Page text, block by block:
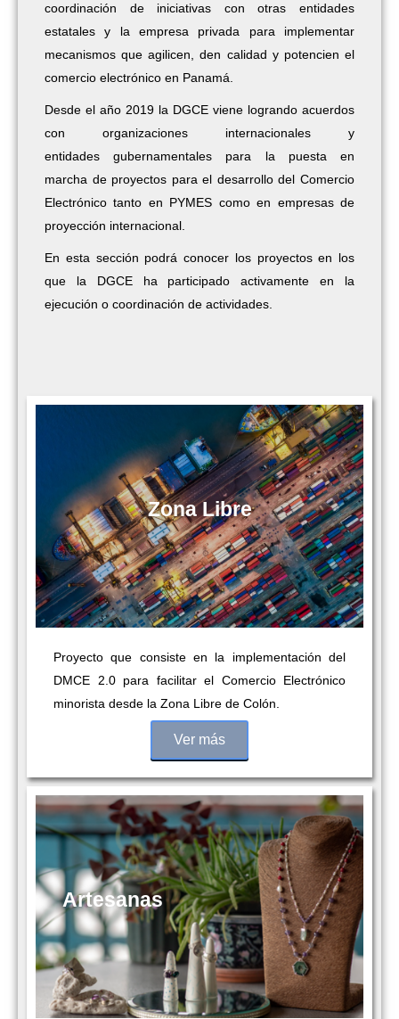
coordinación de iniciativas con otras entidades
estatales y la empresa privada para implementar
mecanismos que agilicen, den calidad y potencien el
comercio electrónico en Panamá.
Desde el año 2019 la DGCE viene logrando acuerdos
con organizaciones internacionales y
entidades
gubernamentales para la puesta en
marcha de proyectos para el desarrollo delComercio
Electrónico tanto en PYMES comoen empresas de
proyección internacional.
En esta sección podrá conocer los proyectosen los
que la DGCE ha participadoactivamente en la
ejecución o coordinación de actividades.
Zona Libre
Proyecto que consiste en la implementación del
DMCE 2.0 para facilitar el Comercio Electrónico
minorista desde la Zona Libre de Colón.
Ver más
Artesanas